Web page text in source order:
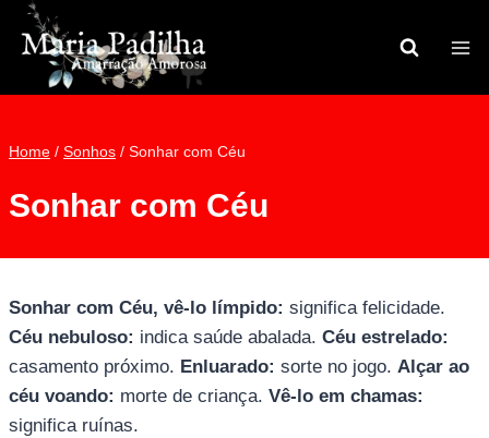
Pular
para
Conteúdo
Home / Sonhos / Sonhar com Céu
Sonhar com Céu
Sonhar com Céu, vê-lo límpido: significa felicidade.
Céu nebuloso: indica saúde abalada. Céu estrelado:
casamento próximo. Enluarado: sorte no jogo. Alçar ao
céu voando: morte de criança. Vê-lo em chamas:
significa ruínas.